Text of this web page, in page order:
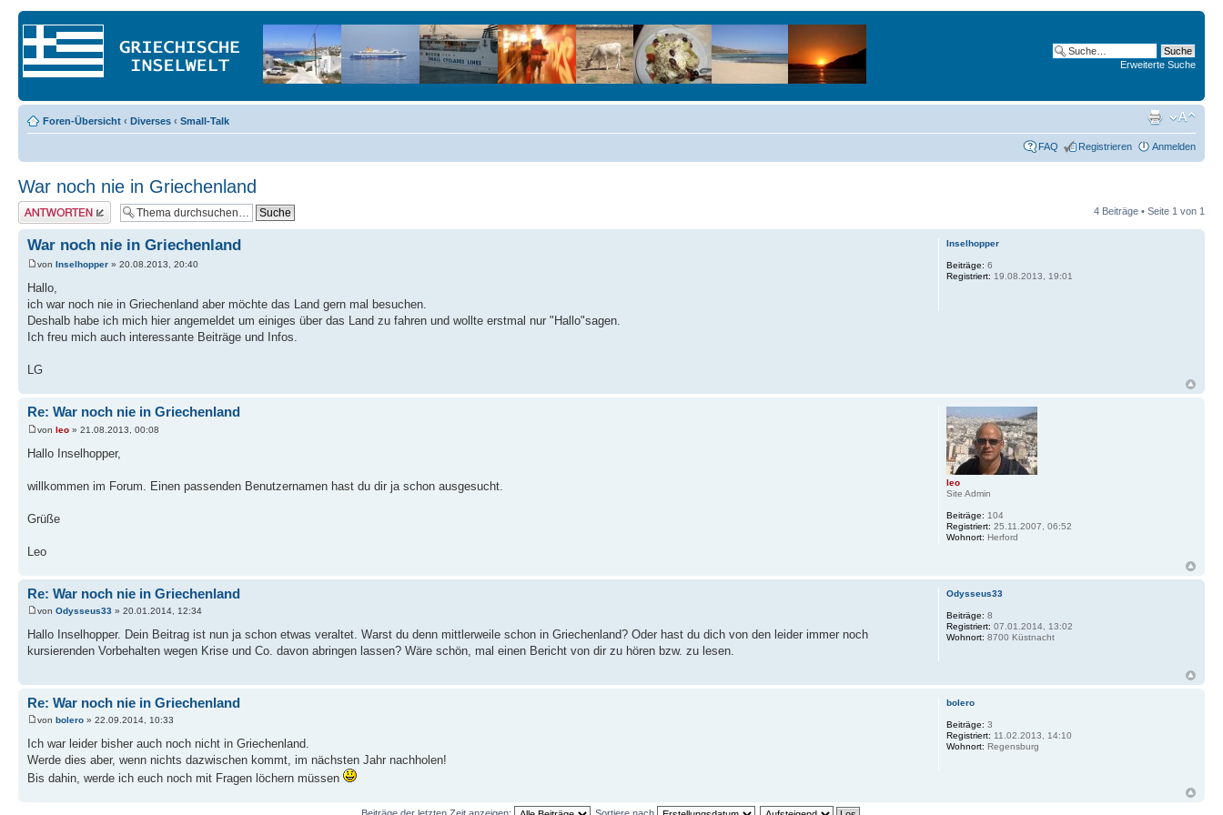
Erweiterte Suche
Foren-Übersicht ‹ Diverses ‹ Small-Talk
FAQ Registrieren Anmelden
War noch nie in Griechenland
Antwort erstellen 4 Beiträge • Seite 1 von 1
War noch nie in Griechenland
von Inselhopper » 20.08.2013, 20:40
Hallo,
ich war noch nie in Griechenland aber möchte das Land gern mal besuchen.
Deshalb habe ich mich hier angemeldet um einiges über das Land zu fahren und wollte erstmal nur "Hallo"sagen.
Ich freu mich auch interessante Beiträge und Infos.
LG
Inselhopper
Beiträge: 6
Registriert: 19.08.2013, 19:01
Re: War noch nie in Griechenland
von leo » 21.08.2013, 00:08
Hallo Inselhopper,
willkommen im Forum. Einen passenden Benutzernamen hast du dir ja schon ausgesucht.
Grüße
Leo
leo
Site Admin
Beiträge: 104
Registriert: 25.11.2007, 06:52
Wohnort: Herford
Re: War noch nie in Griechenland
von Odysseus33 » 20.01.2014, 12:34
Hallo Inselhopper. Dein Beitrag ist nun ja schon etwas veraltet. Warst du denn mittlerweile schon in Griechenland? Oder hast du dich von den leider immer noch
kursierenden Vorbehalten wegen Krise und Co. davon abringen lassen? Wäre schön, mal einen Bericht von dir zu hören bzw. zu lesen.
Odysseus33
Beiträge: 8
Registriert: 07.01.2014, 13:02
Wohnort: 8700 Küstnacht
Re: War noch nie in Griechenland
von bolero » 22.09.2014, 10:33
Ich war leider bisher auch noch nicht in Griechenland.
Werde dies aber, wenn nichts dazwischen kommt, im nächsten Jahr nachholen!
Bis dahin, werde ich euch noch mit Fragen löchern müssen
bolero
Beiträge: 3
Registriert: 11.02.2013, 14:10
Wohnort: Regensburg